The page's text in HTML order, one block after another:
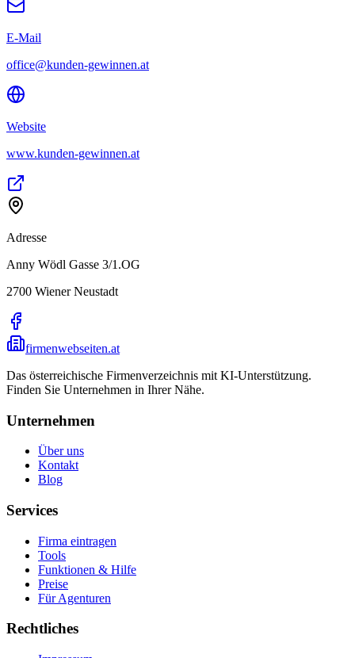
E-Mail
office@kunden-gewinnen.at
Website
www.kunden-gewinnen.at
Adresse
Anny Wödl Gasse 3/1.OG
2700 Wiener Neustadt
firmenwebseiten.at
Das österreichische Firmenverzeichnis mit KI-Unterstützung.
Finden Sie Unternehmen in Ihrer Nähe.
Unternehmen
Über uns
Kontakt
Blog
Services
Firma eintragen
Tools
Funktionen & Hilfe
Preise
Für Agenturen
Rechtliches